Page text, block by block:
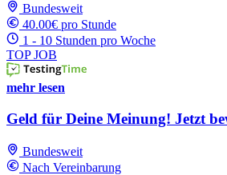
Bundesweit
40.00€ pro Stunde
1 - 10 Stunden pro Woche
TOP JOB
mehr lesen
Geld für Deine Meinung! Jetzt
Bundesweit
Nach Vereinbarung